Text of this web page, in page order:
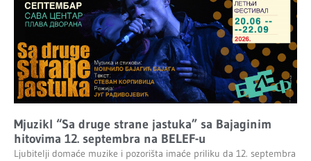
Mjuzikl “Sa druge strane jastuka” sa Bajaginim
hitovima 12. septembra na BELEF-u
Ljubitelji domaće muzike i pozorišta imaće priliku da 12. septembra